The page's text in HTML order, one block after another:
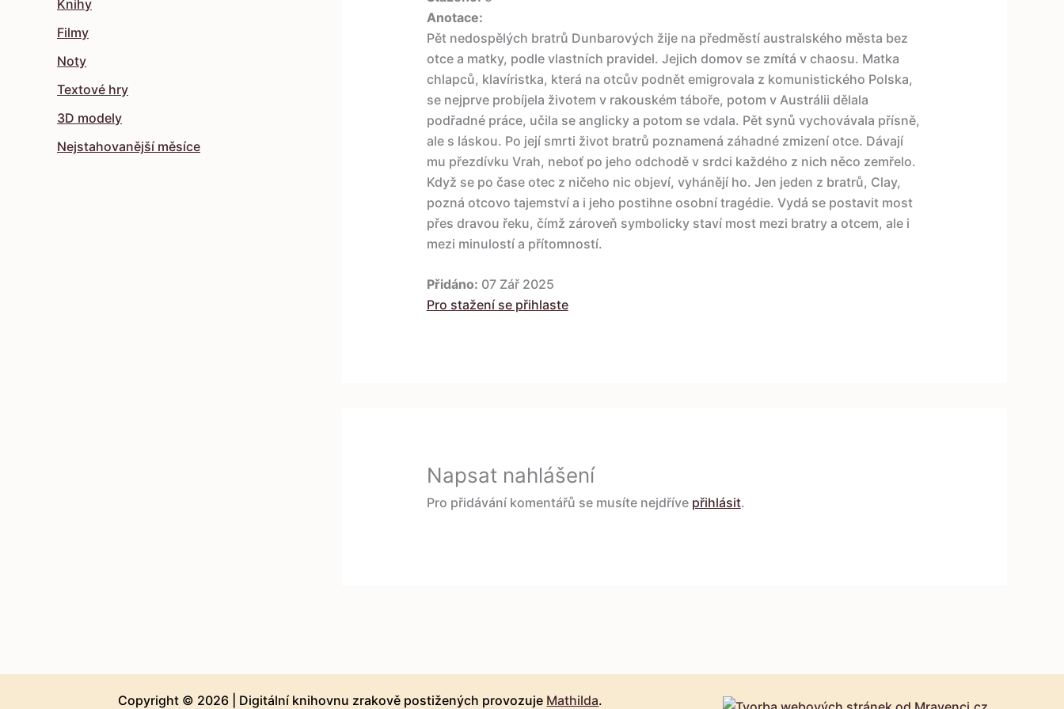
Knihy
Filmy
Noty
Textové hry
3D modely
Nejstahovanější měsíce
Anotace:
Pět nedospělých bratrů Dunbarových žije na předměstí australského města bez
otce a matky, podle vlastních pravidel. Jejich domov se zmítá v chaosu. Matka
chlapců, klavíristka, která na otcův podnět emigrovala z komunistického Polska,
se nejprve probíjela životem v rakouském táboře, potom v Austrálii dělala
podřadné práce, učila se anglicky a potom se vdala. Pět synů vychovávala přísně,
ale s láskou. Po její smrti život bratrů poznamená záhadné zmizení otce. Dávají
mu přezdívku Vrah, neboť po jeho odchodě v srdci každého z nich něco zemřelo.
Když se po čase otec z ničeho nic objeví, vyhánějí ho. Jen jeden z bratrů, Clay,
pozná otcovo tajemství a i jeho postihne osobní tragédie. Vydá se postavit most
přes dravou řeku, čímž zároveň symbolicky staví most mezi bratry a otcem, ale i
mezi minulostí a přítomností.
Přidáno: 07 Zář 2025
Pro stažení se přihlaste
Napsat nahlášení
Pro přidávání komentářů se musíte nejdříve přihlásit.
Copyright © 2026 | Digitální knihovnu zrakově postižených provozuje Mathilda.